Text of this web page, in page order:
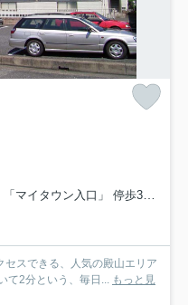
マイタウン入口」 停歩3分
スできる、人気の殿山エリア
て2分という、毎日... もっと見